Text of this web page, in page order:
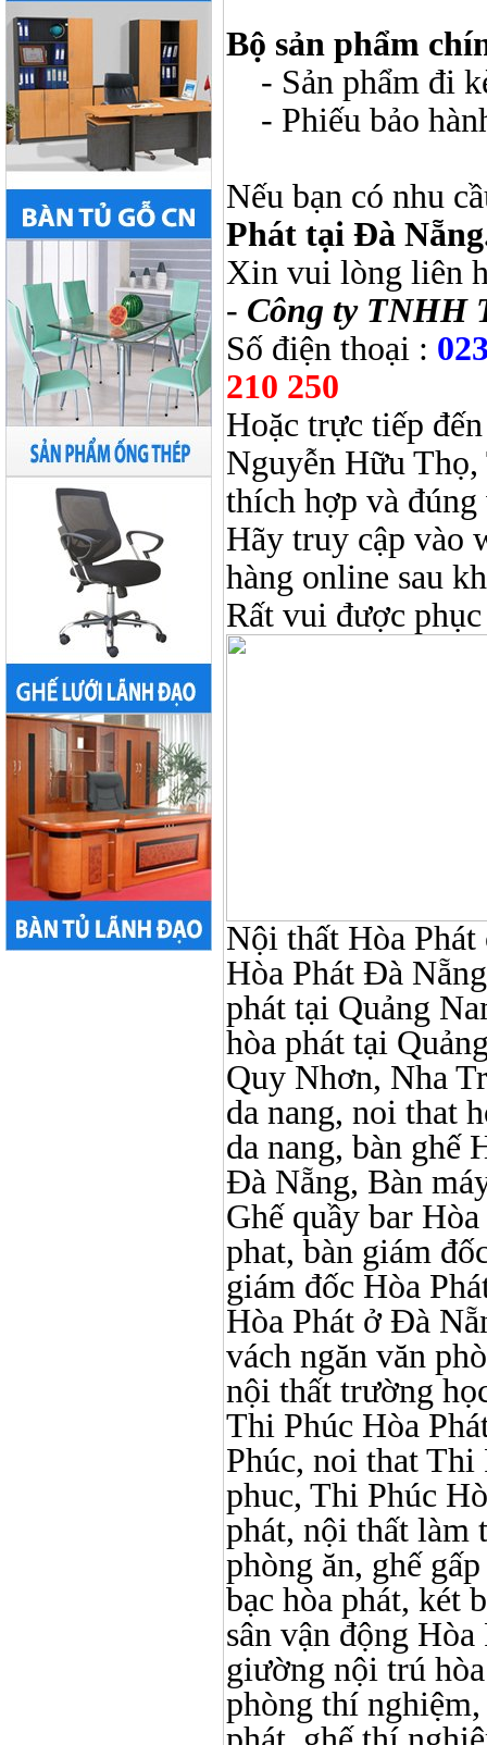
Bộ sản phẩm
- Sản phẩm đi
- Phiếu bảo
Nếu bạn có nhu
Phát tại Đà
Xin vui lòng liên
- Công ty TNHH
Số điện thoại :
210 250
Hoặc trực tiếp
Nguyễn Hữu Thọ,
thích hợp và
Hãy truy cập vào
hàng online sau
Rất vui được
Nội thất Hòa
Hòa Phát Đà
phát tại Quảng
hòa phát tại
Quy Nhơn, Nha
da nang, noi that
da nang, bàn ghế
Đà Nẵng, Bàn
Ghế quầy bar
phat, bàn giám
giám đốc Hòa
Hòa Phát ở Đà
vách ngăn văn
nội thất trường
Thi Phúc Hòa
Phúc, noi that
phuc, Thi Phúc
phát, nội thất làm
phòng ăn, ghế
bạc hòa phát, két
sân vận động
giường nội trú
phòng thí